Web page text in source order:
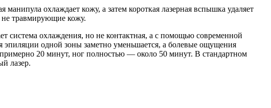
охлаждает кожу, а затем короткая лазерная вспышка удаляет
травмирующие кожу.
система охлаждения, но не контактная, а с помощью современной
эпиляции одной зоны заметно уменьшается, а болевые ощущения
20 минут, ног полностью — около 50 минут. В стандартном
лазер.